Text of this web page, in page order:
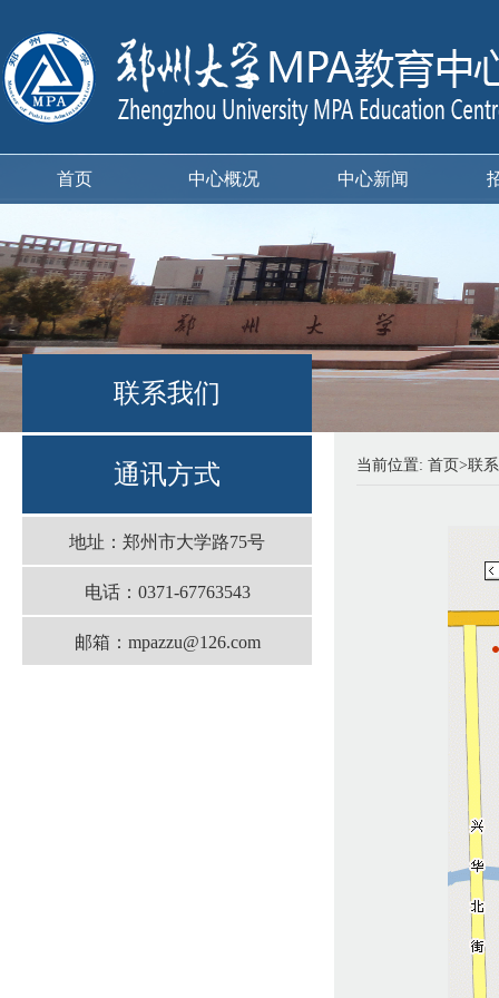
首页 中心概况 中心新闻
联系我们
通讯方式
地址：郑州市大学路75号
电话：0371-67763543
邮箱：mpazzu@126.com
当前位置: 首页>联